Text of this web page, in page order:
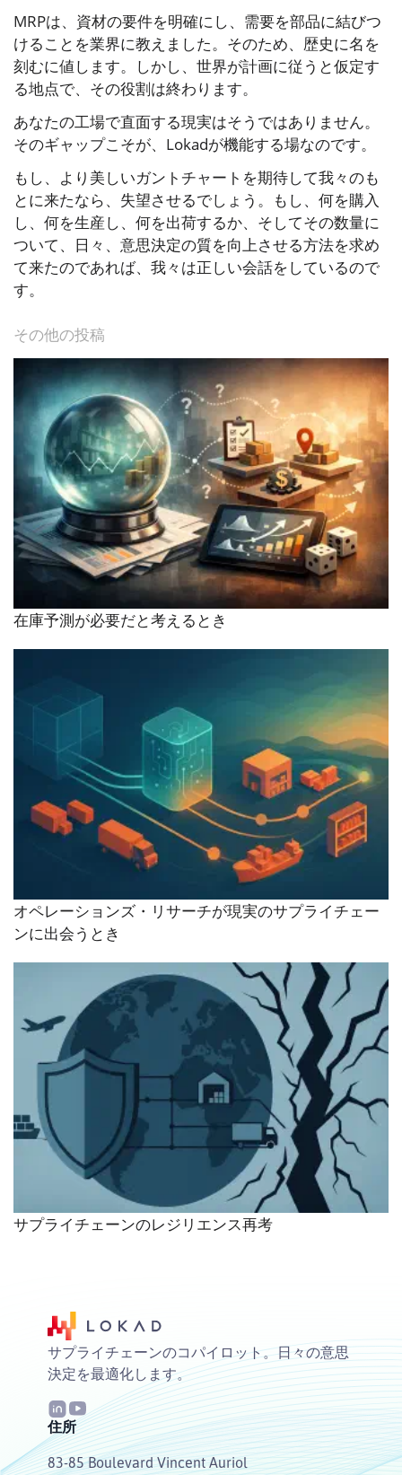
MRPは、資材の要件を明確にし、需要を部品に結びつ
けることを業界に教えました。そのため、歴史に名を
刻むに値します。しかし、世界が計画に従うと仮定す
る地点で、その役割は終わります。
あなたの工場で直面する現実はそうではありません。
そのギャップこそが、Lokadが機能する場なのです。
もし、より美しいガントチャートを期待して我々のも
とに来たなら、失望させるでしょう。もし、何を購入
し、何を生産し、何を出荷するか、そしてその数量に
ついて、日々、意思決定の質を向上させる方法を求め
て来たのであれば、我々は正しい会話をしているので
す。
その他の投稿
在庫予測が必要だと考えるとき
オペレーションズ・リサーチが現実のサプライチェー
ンに出会うとき
サプライチェーンのレジリエンス再考
サプライチェーンのコパイロット。日々の意思
決定を最適化します。
住所
83-85 Boulevard Vincent Auriol